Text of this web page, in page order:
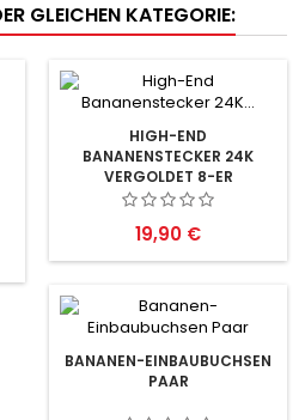
GLEICHEN KATEGORIE:
HIGH-END
BANANENSTECKER 24K
VERGOLDET 8-ER
Preis
19,90 €
BANANEN-EINBAUBUCHSEN
PAAR